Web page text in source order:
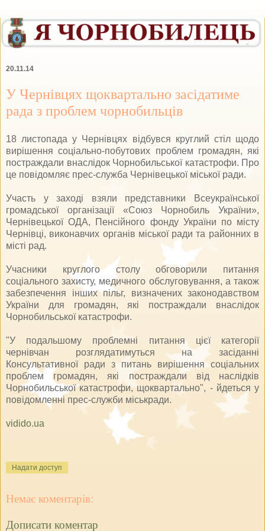
20.11.14
У Чернівцях щоквартально засідатиме
рада з проблем чорнобильців
18 листопада у Чернівцях відбувся круглий стіл щодо
вирішення соціально-побутових проблем громадян, які
постраждали внаслідок Чорнобильської катастрофи. Про
це повідомляє прес-служба Чернівецької міської ради.
Участь у заході взяли представники Всеукраїнської
громадської організації «Союз Чорнобиль України»,
Чернівецької ОДА, Пенсійного фонду України по місту
Чернівці, виконавчих органів міської ради та районних в
місті рад.
Учасники круглого столу обговорили питання
соціального захисту, медичного обслуговування, а також
забезпечення інших пільг, визначених законодавством
України для громадян, які постраждали внаслідок
Чорнобильської катастрофи.
"У подальшому проблемні питання цієї категорії
чернівчан розглядатимуться на засіданні
Консультативної ради з питань вирішення соціальних
проблем громадян, які постраждали від наслідків
Чорнобильської катастрофи, щоквартально", - йдеться у
повідомленні прес-служби міськради.
vidido.ua
Надати доступ
Немає коментарів:
Дописати коментар